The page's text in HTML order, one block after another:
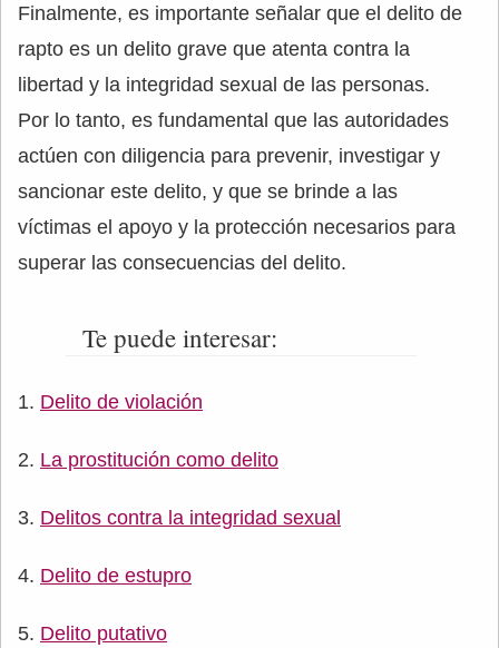
Finalmente, es importante señalar que el delito de
rapto es un delito grave que atenta contra la
libertad y la integridad sexual de las personas.
Por lo tanto, es fundamental que las autoridades
actúen con diligencia para prevenir, investigar y
sancionar este delito, y que se brinde a las
víctimas el apoyo y la protección necesarios para
superar las consecuencias del delito.
Te puede interesar:
Delito de violación
La prostitución como delito
Delitos contra la integridad sexual
Delito de estupro
Delito putativo